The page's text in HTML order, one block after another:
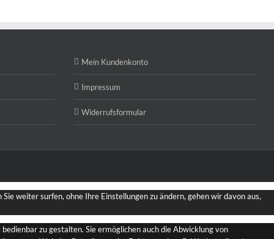
Mein Kundenkonto
Impressum
Widerrufsformular
weiter surfen, ohne Ihre Einstellungen zu ändern, gehen wir davon aus,
zu gestalten. Sie ermöglichen auch die Abwicklung von